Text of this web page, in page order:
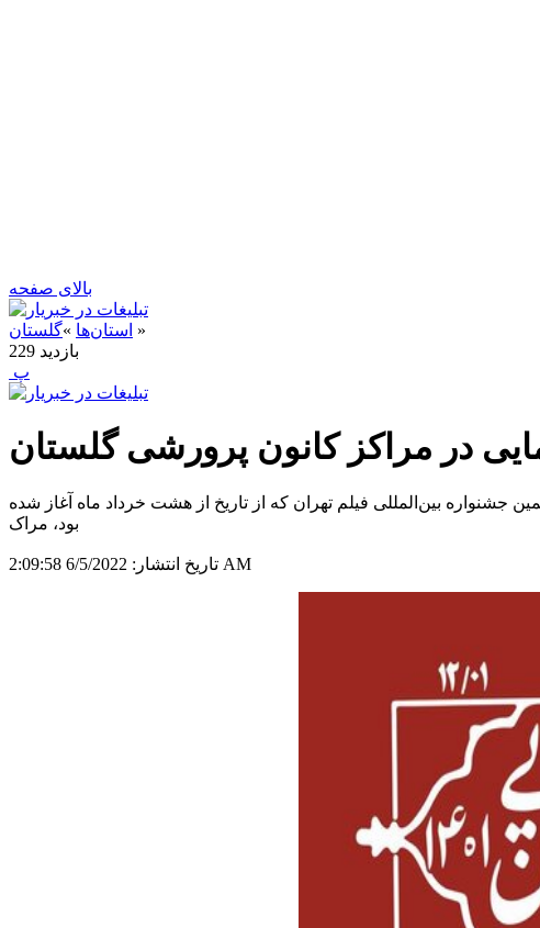
بالای صفحه
استان‌ها »گلستان
»
229 بازدید
‍ پ
در مراکز کانون پرورشی گلستان
جشنواره بین‌المللی فیلم تهران که از تاریخ از هشت خرداد ماه آغاز شده
بود، مراک
تاریخ انتشار: 6/5/2022 2:09:58 AM